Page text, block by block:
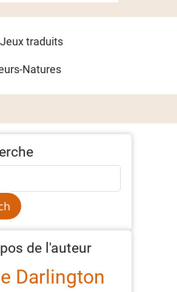
Jeux traduits
Natures
de l'auteur
Darlington